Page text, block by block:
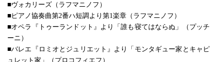
■ヴォカリーズ（ラフマニノフ）
■ピアノ協奏曲第2番ハ短調より第1楽章（ラフマニノフ）
■オペラ『トゥーランドット』より「誰も寝てはならぬ」（プッチ
ーニ）
■バレエ『ロミオとジュリエット』より「モンタギュー家とキャピ
ュレット家」（プロコフィエフ）